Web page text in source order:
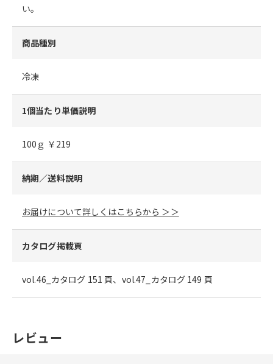
い。
商品種別
冷凍
1個当たり単価説明
100ｇ ￥219
納期／送料説明
お届けについて詳しくはこちらから ＞＞
カタログ掲載頁
vol.46_カタログ 151 頁、vol.47_カタログ 149 頁
レビュー